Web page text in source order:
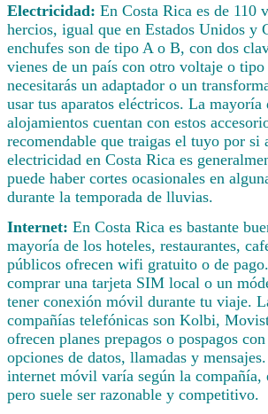
Electricidad: En Costa Rica es de 110
hercios, igual que en Estados Unidos y
enchufes son de tipo A o B, con dos
vienes de un país con otro voltaje o tipo
necesitarás un adaptador o un
usar tus aparatos eléctricos. La mayoría
alojamientos cuentan con estos
recomendable que traigas el tuyo por si
electricidad en Costa Rica es
puede haber cortes ocasionales en
durante la temporada de lluvias.
Internet: En Costa Rica es bastante
mayoría de los hoteles, restaurantes,
públicos ofrecen wifi gratuito o de
comprar una tarjeta SIM local o un
tener conexión móvil durante tu viaje.
compañías telefónicas son Kolbi,
ofrecen planes prepagos o pospagos
opciones de datos, llamadas y
internet móvil varía según la compañía,
pero suele ser razonable y competitivo.